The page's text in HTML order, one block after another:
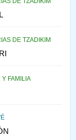
DE TZADIKIM
Y FAMILIA
EN
QUEJA DE